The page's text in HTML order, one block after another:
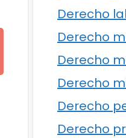
Derecho
Derecho
Derecho
Derecho
Derecho
Derecho